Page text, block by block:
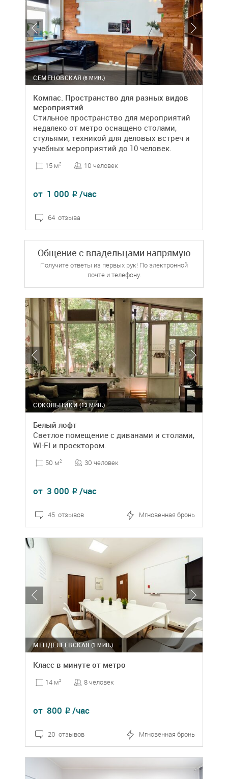
(6 МИН.)
СЕМЕНОВСКАЯ
Компас. Пространство для разных видов
мероприятий
Стильное пространство для мероприятий
недалеко от метро оснащено столами,
стульями, техникой для деловых встреч и
учебных мероприятий до 10 человек.
15 м2 10 человек
от 1 000 ₽ /час
64 отзыва
Общение с владельцами напрямую
Получите ответы из первых рук! По электронной
почте и телефону.
(13 МИН.)
СОКОЛЬНИКИ
Белый лофт
Светлое помещение с диванами и столами,
WI-FI и проектором.
50 м2 30 человек
от 3 000 ₽ /час
45 отзывов Мгновенная бронь
(1 МИН.)
МЕНДЕЛЕЕВСКАЯ
Класс в минуте от метро
14 м2 8 человек
от 800 ₽ /час
20 отзывов Мгновенная бронь